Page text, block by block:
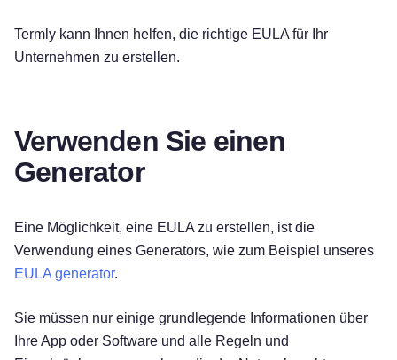
Termly kann Ihnen helfen, die richtige EULA für Ihr
Unternehmen zu erstellen.
Verwenden Sie einen
Generator
Eine Möglichkeit, eine EULA zu erstellen, ist die
Verwendung eines Generators, wie zum Beispiel unseres
EULA generator.
Sie müssen nur einige grundlegende Informationen über
Ihre App oder Software und alle Regeln und